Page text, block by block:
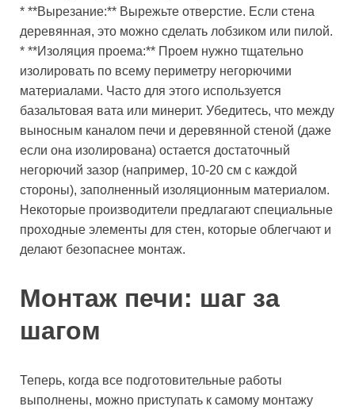
* **Вырезание:** Вырежьте отверстие. Если стена
деревянная, это можно сделать лобзиком или пилой.
* **Изоляция проема:** Проем нужно тщательно
изолировать по всему периметру негорючими
материалами. Часто для этого используется
базальтовая вата или минерит. Убедитесь, что между
выносным каналом печи и деревянной стеной (даже
если она изолирована) остается достаточный
негорючий зазор (например, 10-20 см с каждой
стороны), заполненный изоляционным материалом.
Некоторые производители предлагают специальные
проходные элементы для стен, которые облегчают и
делают безопаснее монтаж.
Монтаж печи: шаг за
шагом
Теперь, когда все подготовительные работы
выполнены, можно приступать к самому монтажу